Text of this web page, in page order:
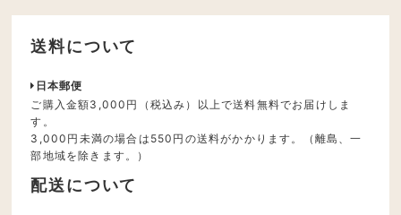
送料について
日本郵便
ご購入金額3,000円（税込み）以上で送料無料でお届けしま
す。
3,000円未満の場合は550円の送料がかかります。（離島、一
部地域を除きます。）
配送について